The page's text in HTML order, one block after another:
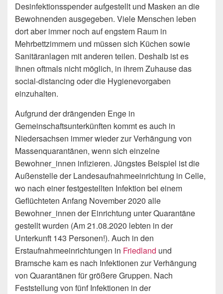
Desinfektionsspender aufgestellt und Masken an die
Bewohnenden ausgegeben. Viele Menschen leben
dort aber immer noch auf engstem Raum in
Mehrbettzimmern und müssen sich Küchen sowie
Sanitäranlagen mit anderen teilen. Deshalb ist es
Ihnen oftmals nicht möglich, in ihrem Zuhause das
social-distancing oder die Hygienevorgaben
einzuhalten.
Aufgrund der drängenden Enge in
Gemeinschaftsunterkünften kommt es auch in
Niedersachsen immer wieder zur Verhängung von
Massenquarantänen, wenn sich einzelne
Bewohner_innen infizieren. Jüngstes Beispiel ist die
Außenstelle der Landesaufnahmeeinrichtung in Celle,
wo nach einer festgestellten Infektion bei einem
Geflüchteten Anfang November 2020 alle
Bewohner_innen der Einrichtung unter Quarantäne
gestellt wurden (Am 21.08.2020 lebten in der
Unterkunft 143 Personen!). Auch in den
Erstaufnahmeeinrichtungen in Friedland und
Bramsche kam es nach Infektionen zur Verhängung
von Quarantänen für größere Gruppen. Nach
Feststellung von fünf Infektionen in der